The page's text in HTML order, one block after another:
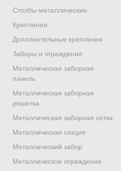
Столбы металлические
Крепления
Дополнительные крепления
Заборы и ограждения
Металлическая заборная
панель
Металлическая заборная
решетка
Металлическая заборная сетка
Металлическая секция
Металлический забор
Металлическое ограждение